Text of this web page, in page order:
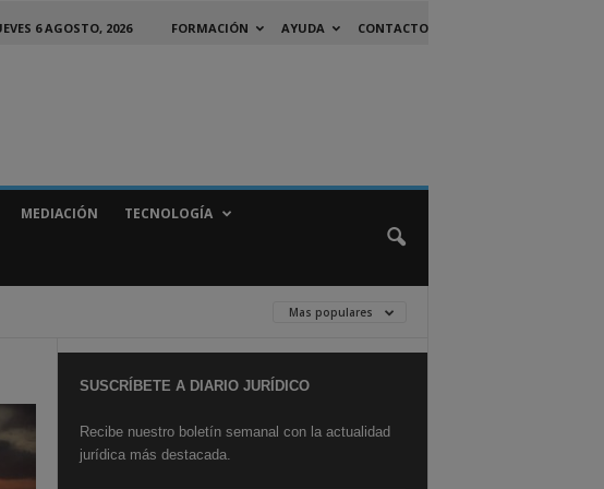
6 AGOSTO, 2026 FORMACIÓN AYUDA CONTACTO
MEDIACIÓN TECNOLOGÍA
Mas populares
SUSCRÍBETE A DIARIO JURÍDICO
Recibe nuestro boletín semanal con la actualidad
jurídica más destacada.